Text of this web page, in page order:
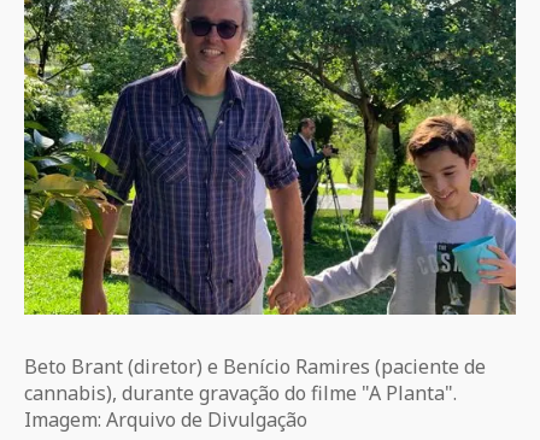
Beto Brant (diretor) e Benício Ramires (paciente de
cannabis), durante gravação do filme "A Planta".
Imagem: Arquivo de Divulgação